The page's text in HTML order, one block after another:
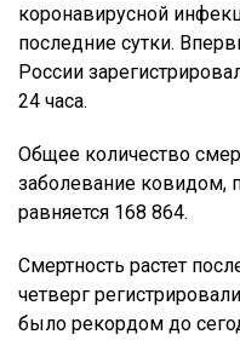
коронавирусной
последние сутки.
России
24 часа.
Общее количество
заболевание ковидом,
равняется 168 864.
Смертность растет
четверг
было рекордом до